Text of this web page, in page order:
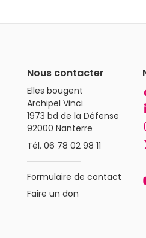
Nous contacter
Elles bougent
Archipel Vinci
1973 bd de la Défense
92000 Nanterre
Tél.06 78 02 98 11
Formulaire de contact
Faire un don